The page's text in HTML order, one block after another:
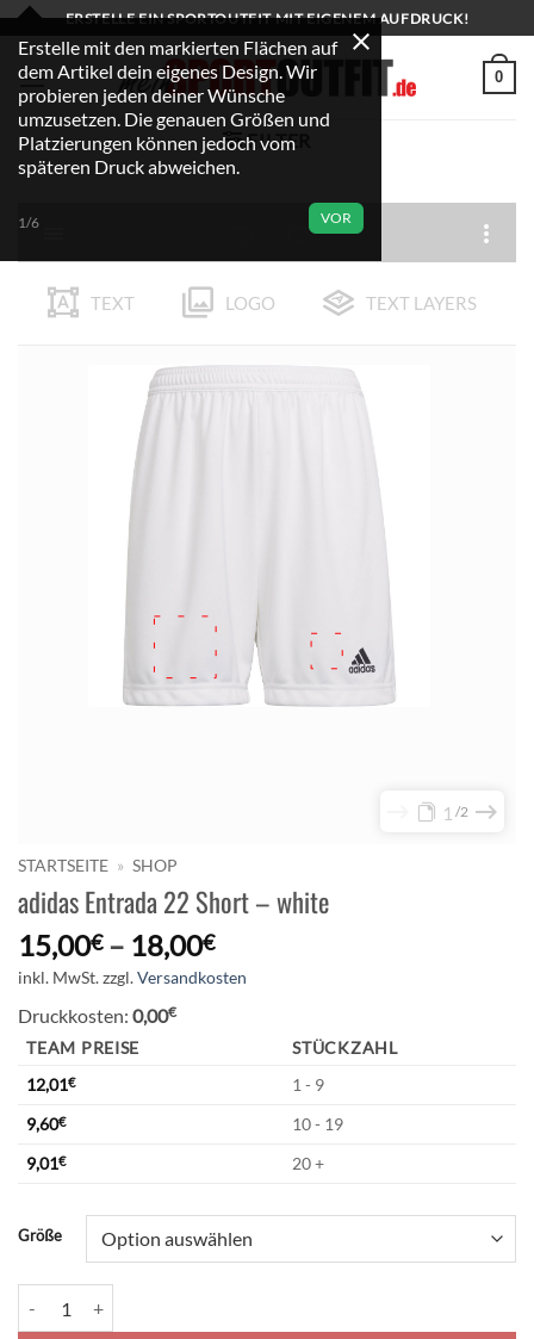
Zum
Inhalt
springen
ERSTELLE EIN SPORTOUTFIT MIT EIGENEM AUFDRUCK!
0
FILTER
TEXT LOGO TEXT LAYERS
1 2
STARTSEITE » SHOP
adidas Entrada 22 Short – white
15,00€– 18,00€
inkl. MwSt.zzgl.Versandkosten
Druckkosten: 0,00€
TEAM PREISE
STÜCKZAHL
12,01€
1 - 9
9,60€
10 - 19
9,01€ 20 +
Größe
Alternative:
Erstelle mit den markierten Flächen auf
dem Artikel dein eigenes Design. Wir
probieren jeden deiner Wünsche
umzusetzen. Die genauen Größen und
Platzierungen können jedoch vom
späteren Druck abweichen.
VOR
1/6